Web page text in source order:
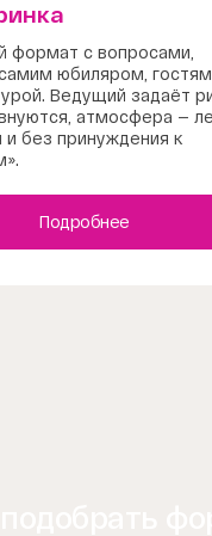
формат с вопросами,
юбиляром,
Ведущий задаёт
атмосфера —
и без принуждения к
Подробнее